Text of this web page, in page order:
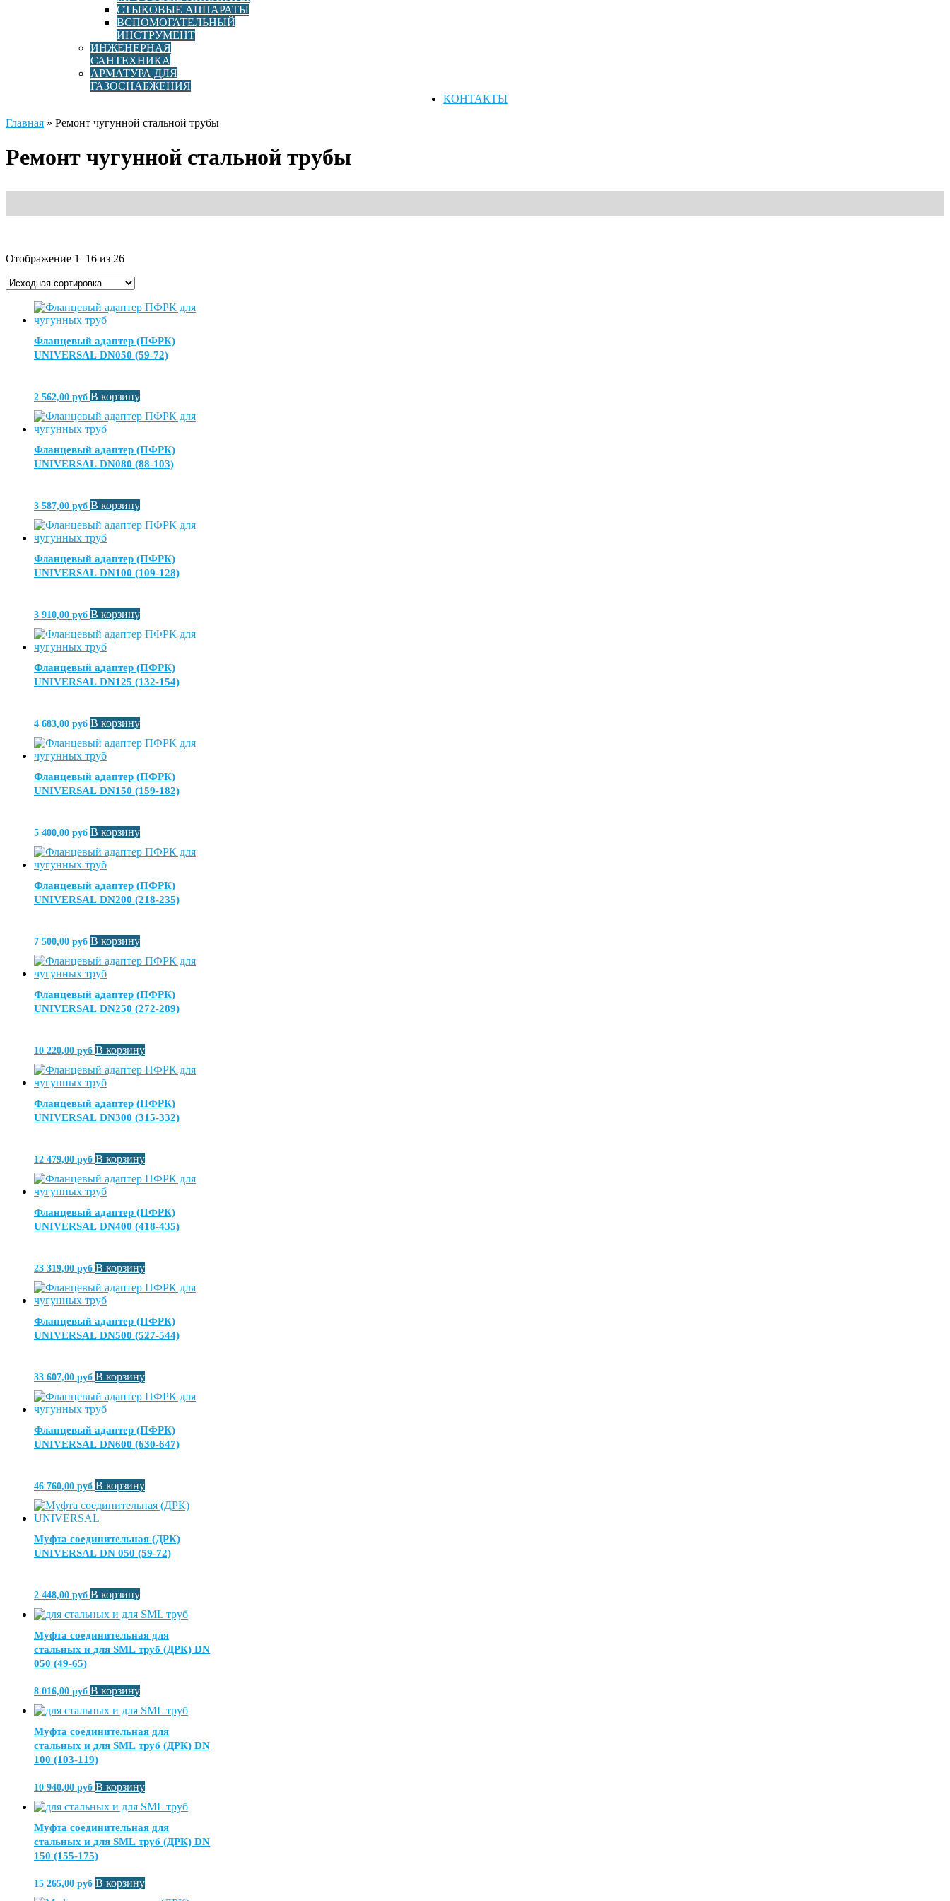
СТЫКОВЫЕ АППАРАТЫ
ВСПОМОГАТЕЛЬНЫЙ
ИНСТРУМЕНТ
ИНЖЕНЕРНАЯ
САНТЕХНИКА
АРМАТУРА ДЛЯ
ГАЗОСНАБЖЕНИЯ
КОНТАКТЫ
Главная » Ремонт чугунной стальной трубы
Ремонт чугунной стальной трубы
Отображение 1–16 из 26
Фланцевый адаптер (ПФРК)
UNIVERSAL DN050 (59-72)
2 562,00 руб В корзину
Фланцевый адаптер (ПФРК)
UNIVERSAL DN080 (88-103)
3 587,00 руб В корзину
Фланцевый адаптер (ПФРК)
UNIVERSAL DN100 (109-128)
3 910,00 руб В корзину
Фланцевый адаптер (ПФРК)
UNIVERSAL DN125 (132-154)
4 683,00 руб В корзину
Фланцевый адаптер (ПФРК)
UNIVERSAL DN150 (159-182)
5 400,00 руб В корзину
Фланцевый адаптер (ПФРК)
UNIVERSAL DN200 (218-235)
7 500,00 руб В корзину
Фланцевый адаптер (ПФРК)
UNIVERSAL DN250 (272-289)
10 220,00 руб В корзину
Фланцевый адаптер (ПФРК)
UNIVERSAL DN300 (315-332)
12 479,00 руб В корзину
Фланцевый адаптер (ПФРК)
UNIVERSAL DN400 (418-435)
23 319,00 руб В корзину
Фланцевый адаптер (ПФРК)
UNIVERSAL DN500 (527-544)
33 607,00 руб В корзину
Фланцевый адаптер (ПФРК)
UNIVERSAL DN600 (630-647)
46 760,00 руб В корзину
Муфта соединительная (ДРК)
UNIVERSAL DN 050 (59-72)
2 448,00 руб В корзину
Муфта соединительная для
стальных и для SML труб (ДРК) DN
050 (49-65)
8 016,00 руб В корзину
Муфта соединительная для
стальных и для SML труб (ДРК) DN
100 (103-119)
10 940,00 руб В корзину
Муфта соединительная для
стальных и для SML труб (ДРК) DN
150 (155-175)
15 265,00 руб В корзину